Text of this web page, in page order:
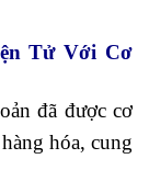
Tử Với Cơ
đã được cơ
hóa, cung